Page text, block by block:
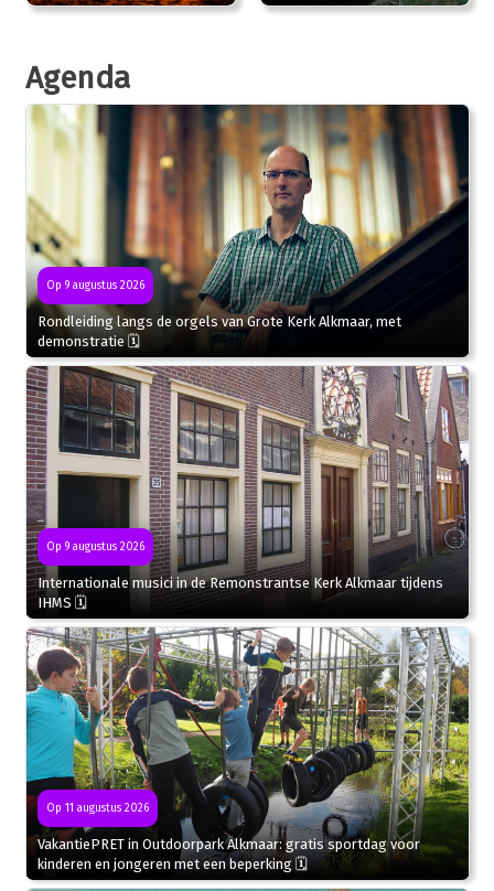
Agenda
Op 9 augustus 2026
Rondleiding langs de orgels van Grote Kerk Alkmaar, met
demonstratie 🗓
Op 9 augustus 2026
Internationale musici in de Remonstrantse Kerk Alkmaar tijdens
IHMS 🗓
Op 11 augustus 2026
VakantiePRET in Outdoorpark Alkmaar: gratis sportdag voor
kinderen en jongeren met een beperking 🗓